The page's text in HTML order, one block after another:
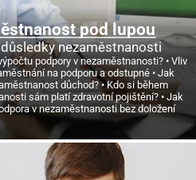
pod lupou
nezaměstnanosti
podpory v nezaměstnanosti?
Vliv
na podporu a odstupné
Jak
důchod?
Kdo si během
sám platí zdravotní pojištění?
Jak
v nezaměstnanosti bez doložení